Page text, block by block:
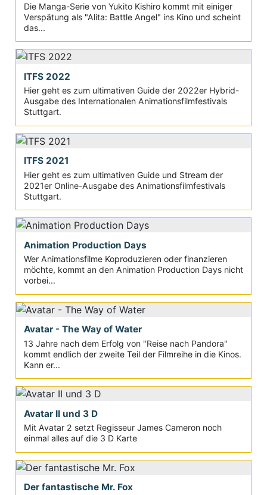
Die Manga-Serie von Yukito Kishiro kommt mit einiger
Verspätung als "Alita: Battle Angel" ins Kino und scheint
das...
ITFS 2022
Hier geht es zum ultimativen Guide der 2022er Hybrid-
Ausgabe des Internationalen Animationsfilmfestivals
Stuttgart.
ITFS 2021
Hier geht es zum ultimativen Guide und Stream der
2021er Online-Ausgabe des Animationsfilmfestivals
Stuttgart.
Animation Production Days
Wer Animationsfilme Koproduzieren oder finanzieren
möchte, kommt an den Animation Production Days nicht
vorbei...
Avatar - The Way of Water
13 Jahre nach dem Erfolg von "Reise nach Pandora"
kommt endlich der zweite Teil der Filmreihe in die Kinos.
Kann er...
Avatar II und 3 D
Mit Avatar 2 setzt Regisseur James Cameron noch
einmal alles auf die 3 D Karte
Der fantastische Mr. Fox